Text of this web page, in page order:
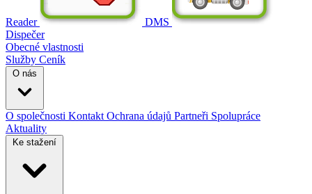
Reader
DMS
Dispečer
Obecné vlastnosti
Služby Ceník
O nás
O společnosti Kontakt Ochrana údajů Partneři Spolupráce
Aktuality
Ke stažení